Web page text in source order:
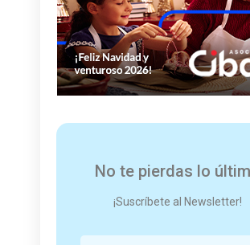
No te pierdas lo
¡Suscríbete al Newsletter!